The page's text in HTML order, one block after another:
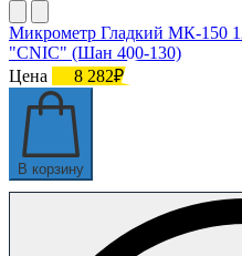
Микрометр Гладкий МК-150
"CNIC" (Шан 400-130)
Цена
8 282₽
В корзину